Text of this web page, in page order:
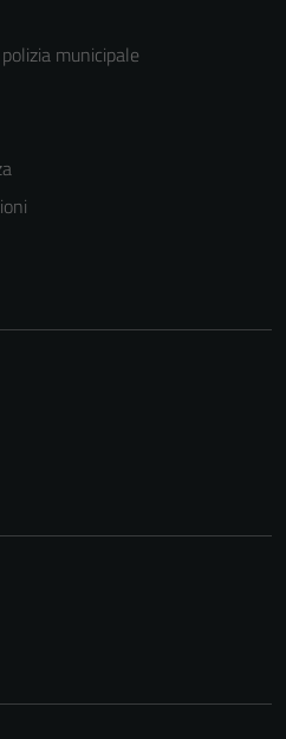
municipale
per il
Questi cookie